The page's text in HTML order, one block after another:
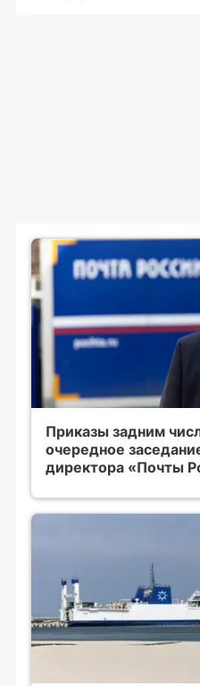
Приказы задним
очередное
директора «Почты